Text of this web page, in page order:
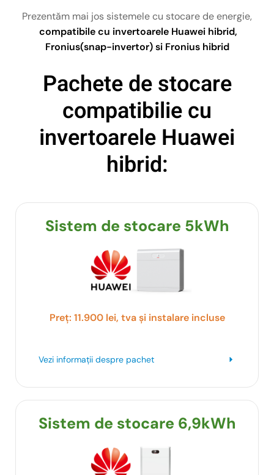
Prezentăm mai jos sistemele cu stocare de energie,
compatibile cu invertoarele Huawei hibrid,
Fronius(snap-invertor) si Fronius hibrid
Pachete de stocare
compatibilie cu
invertoarele Huawei
hibrid:
Sistem de stocare 5kWh
Preț: 11.900 lei, tva și instalare incluse
Vezi informații despre pachet
Sistem de stocare 6,9kWh